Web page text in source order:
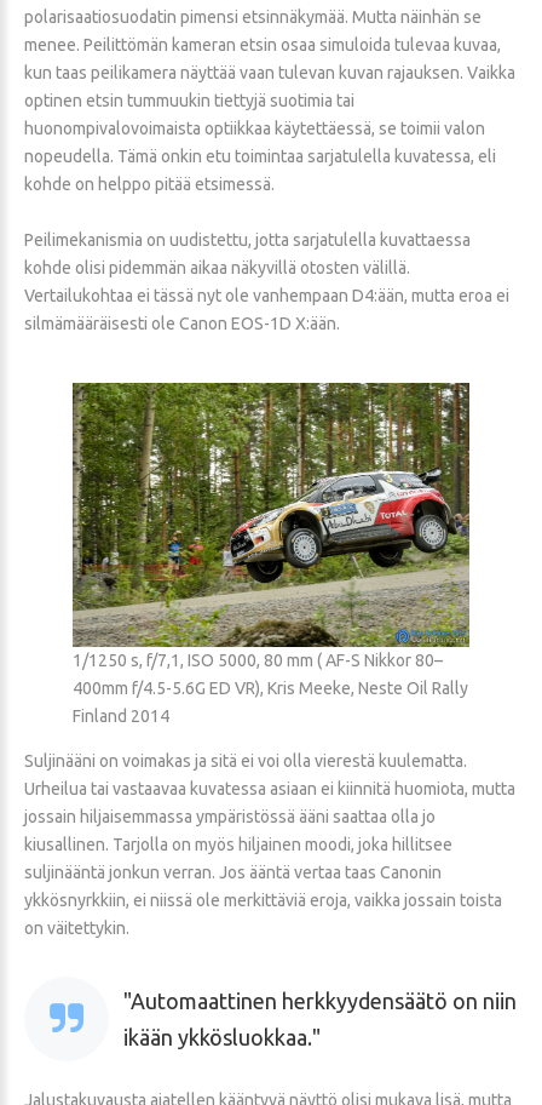
polarisaatiosuodatin pimensi etsinnäkymää. Mutta näinhän se
menee. Peilittömän kameran etsin osaa simuloida tulevaa kuvaa,
kun taas peilikamera näyttää vaan tulevan kuvan rajauksen. Vaikka
optinen etsin tummuukin tiettyjä suotimia tai
huonompivalovoimaista optiikkaa käytettäessä, se toimii valon
nopeudella. Tämä onkin etu toimintaa sarjatulella kuvatessa, eli
kohde on helppo pitää etsimessä.
Peilimekanismia on uudistettu, jotta sarjatulella kuvattaessa
kohde olisi pidemmän aikaa näkyvillä otosten välillä.
Vertailukohtaa ei tässä nyt ole vanhempaan D4:ään, mutta eroa ei
silmämääräisesti ole Canon EOS-1D X:ään.
1/1250 s, f/7,1, ISO 5000, 80 mm ( AF-S Nikkor 80–
400mm f/4.5-5.6G ED VR), Kris Meeke, Neste Oil Rally
Finland 2014
Suljinääni on voimakas ja sitä ei voi olla vierestä kuulematta.
Urheilua tai vastaavaa kuvatessa asiaan ei kiinnitä huomiota, mutta
jossain hiljaisemmassa ympäristössä ääni saattaa olla jo
kiusallinen. Tarjolla on myös hiljainen moodi, joka hillitsee
suljinääntä jonkun verran. Jos ääntä vertaa taas Canonin
ykkösnyrkkiin, ei niissä ole merkittäviä eroja, vaikka jossain toista
on väitettykin.
Automaattinen herkkyydensäätö on niin
ikään ykkösluokkaa.
Jalustakuvausta ajatellen kääntyvä näyttö olisi mukava lisä, mutta